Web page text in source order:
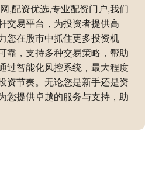
,配资优选,专业配资门户,我们
交易平台，为投资者提供高
您在股市中抓住更多投资机
靠，支持多种交易策略，帮助
过智能化风控系统，最大程度
资节奏。无论您是新手还是资
您提供卓越的服务与支持，助